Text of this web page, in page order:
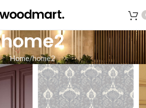
home2
Home home2